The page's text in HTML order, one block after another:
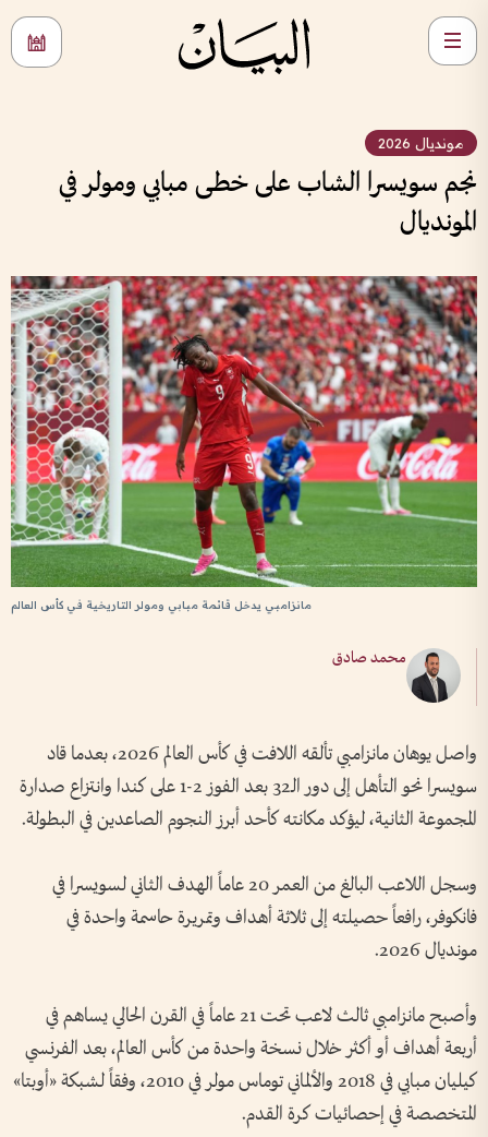
مونديال 2026
نجم سويسرا الشاب على خطى مبابي ومولر في
المونديال
مانزامبي يدخل قائمة مبابي ومولر التاريخية في كأس العالم
محمد صادق
واصل يوهان مانزامبي تألقه اللافت في كأس العالم 2026، بعدما قاد
سويسرا نحو التأهل إلى دور الـ32 بعد الفوز 2-1 على كندا وانتزاع صدارة
المجموعة الثانية، ليؤكد مكانته كأحد أبرز النجوم الصاعدين في البطولة.
وسجل اللاعب البالغ من العمر 20 عاماً الهدف الثاني لسويسرا في
فانكوفر، رافعاً حصيلته إلى ثلاثة أهداف وتمريرة حاسمة واحدة في
مونديال 2026.
وأصبح مانزامبي ثالث لاعب تحت 21 عاماً في القرن الحالي يساهم في
أربعة أهداف أو أكثر خلال نسخة واحدة من كأس العالم، بعد الفرنسي
كيليان مبابي في 2018 والألماني توماس مولر في 2010، وفقاً لشبكة «أوبتا»
المتخصصة في إحصائيات كرة القدم.